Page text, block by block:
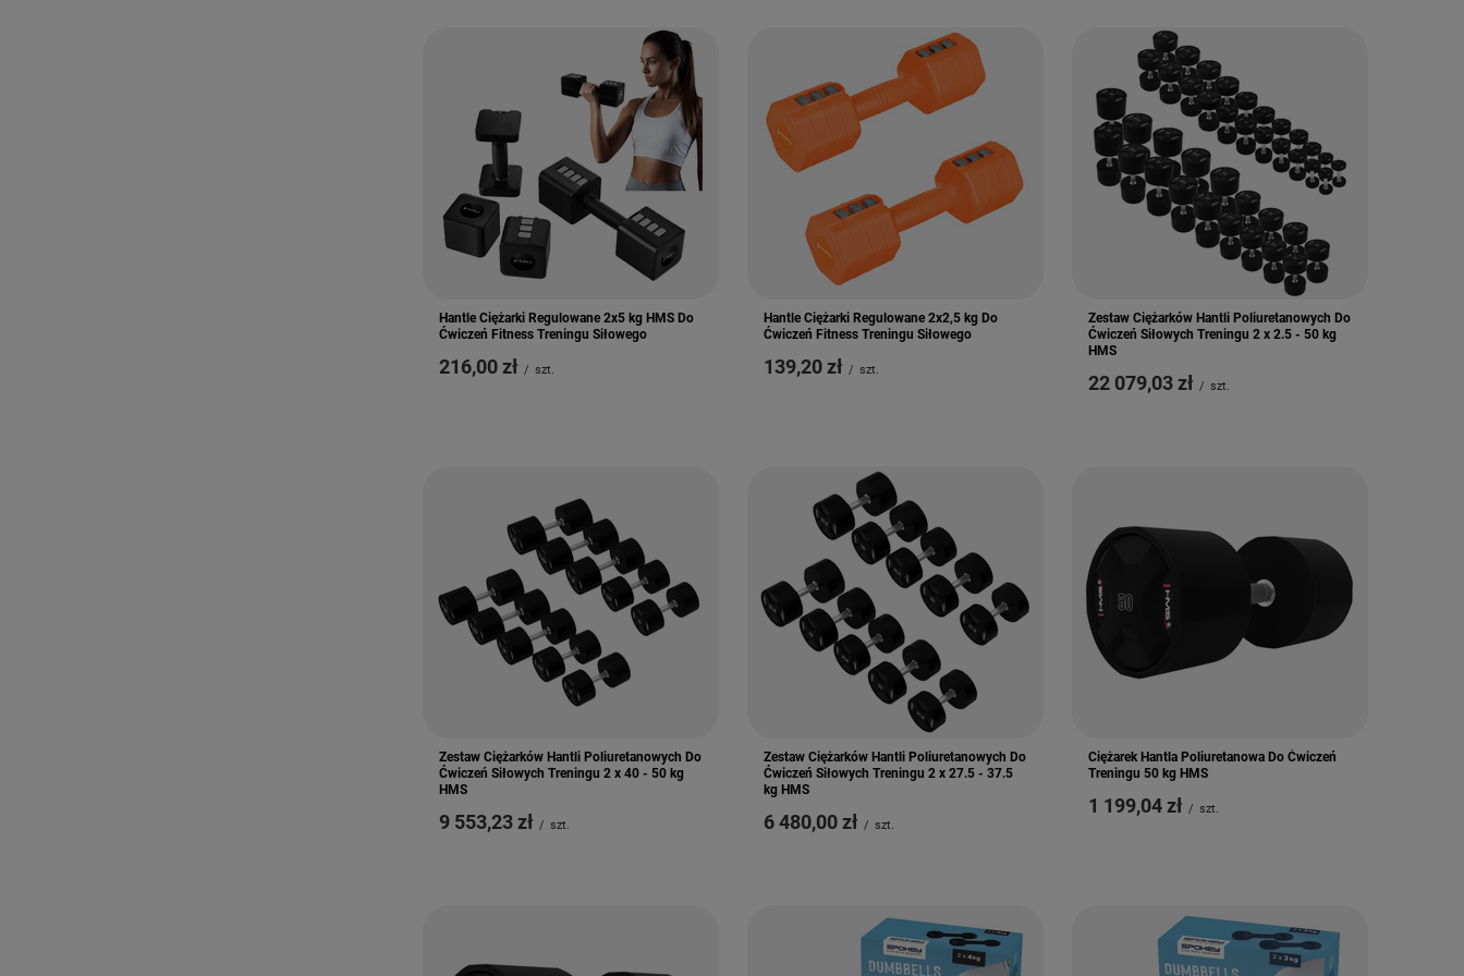
Hantle Ciężarki Regulowane 2x5 kg HMS Do
Ćwiczeń Fitness Treningu Siłowego
216,00 zł / szt.
Hantle Ciężarki Regulowane 2x2,5 kg Do
Ćwiczeń Fitness Treningu Siłowego
139,20 zł / szt.
Zestaw Ciężarków Hantli Poliuretanowych Do
Ćwiczeń Siłowych Treningu 2 x 2.5 - 50 kg
HMS
22 079,03 zł / szt.
Zestaw Ciężarków Hantli Poliuretanowych Do
Ćwiczeń Siłowych Treningu 2 x 40 - 50 kg
HMS
9 553,23 zł / szt.
Zestaw Ciężarków Hantli Poliuretanowych Do
Ćwiczeń Siłowych Treningu 2 x 27.5 - 37.5
kg HMS
6 480,00 zł / szt.
Ciężarek Hantla Poliuretanowa Do Ćwiczeń
Treningu 50 kg HMS
1 199,04 zł / szt.